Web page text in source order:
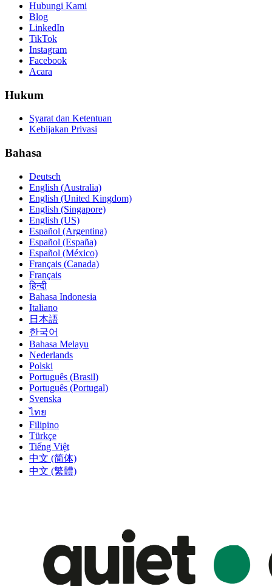
Hubungi Kami
Blog
LinkedIn
TikTok
Instagram
Facebook
Acara
Hukum
Syarat dan Ketentuan
Kebijakan Privasi
Bahasa
Deutsch
English (Australia)
English (United Kingdom)
English (Singapore)
English (US)
Español (Argentina)
Español (España)
Español (México)
Français (Canada)
Français
हिन्दी
Bahasa Indonesia
Italiano
日本語
한국어
Bahasa Melayu
Nederlands
Polski
Português (Brasil)
Português (Portugal)
Svenska
ไทย
Filipino
Türkçe
Tiếng Việt
中文 (简体)
中文 (繁體)